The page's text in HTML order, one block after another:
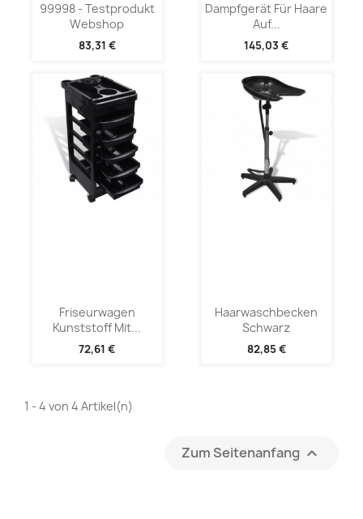
99998 - Testprodukt
Webshop
83,31 €
Dampfgerät Für Haare
Auf...
145,03 €
Friseurwagen
Kunststoff Mit...
72,61 €
Haarwaschbecken
Schwarz
82,85 €
1 - 4 von 4 Artikel(n)
Zum Seitenanfang 